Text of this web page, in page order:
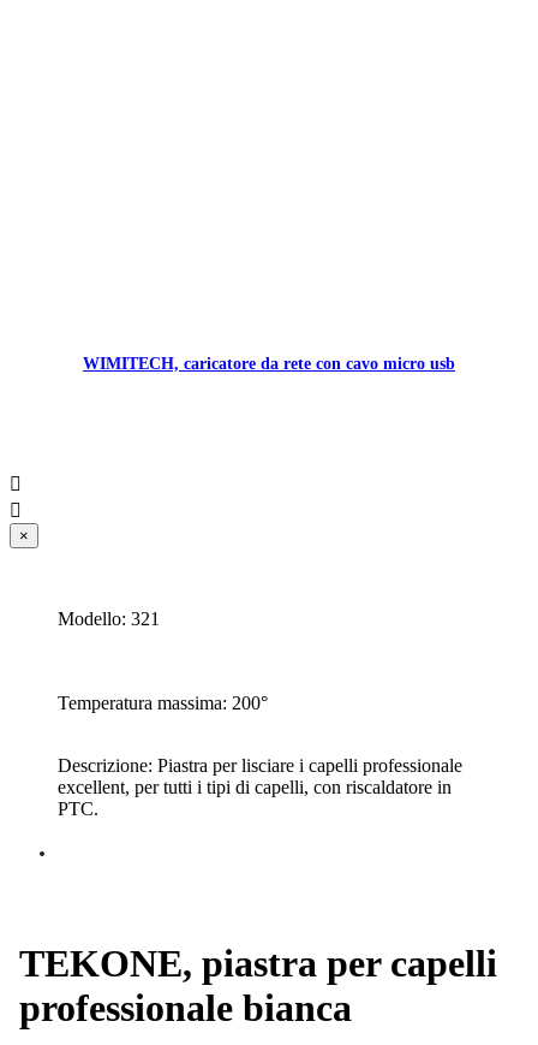
WIMITECH, caricatore da rete con cavo micro usb


×
Modello: 321
Temperatura massima: 200°
Descrizione: Piastra per lisciare i capelli professionale
excellent, per tutti i tipi di capelli, con riscaldatore in
PTC.
TEKONE, piastra per capelli
professionale bianca